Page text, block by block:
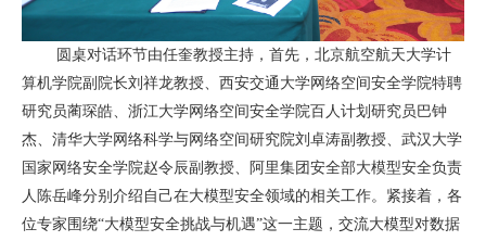
圆桌对话环节由任奎教授主持，首先，北京航空航天大学计
算机学院副院长刘祥龙教授、西安交通大学网络空间安全学院特聘
研究员蔺琛皓、浙江大学网络空间安全学院百人计划研究员巴钟
杰、清华大学网络科学与网络空间研究院刘卓涛副教授、武汉大学
国家网络安全学院赵令辰副教授、阿里集团安全部大模型安全负责
人陈岳峰分别介绍自己在大模型安全领域的相关工作。紧接着，各
位专家围绕“大模型安全挑战与机遇”这一主题，交流大模型对数据